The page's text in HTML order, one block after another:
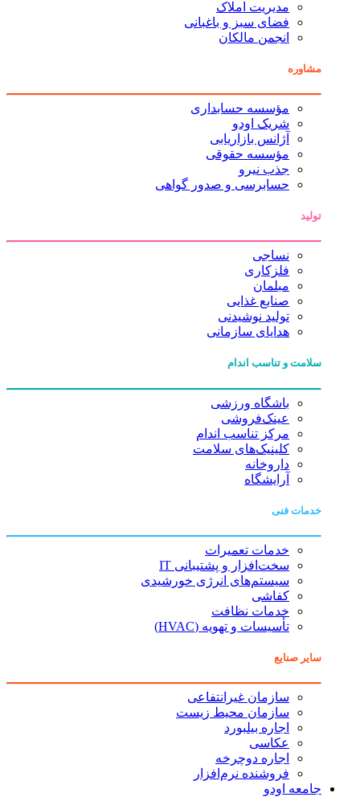
مدیریت املاک
فضای سبز و باغبانی
انجمن مالکان
مشاوره
مؤسسه حسابداری
شریک اودو
آژانس بازاریابی
مؤسسه حقوقی
جذب نیرو
حسابرسی و صدور گواهی
تولید
نساجی
فلزکاری
مبلمان
صنایع غذایی
تولید نوشیدنی
هدایای سازمانی
سلامت و تناسب اندام
باشگاه ورزشی
عینک‌فروشی
مرکز تناسب اندام
کلینیک‌های سلامت
داروخانه
آرایشگاه
خدمات فنی
خدمات تعمیرات
سخت‌افزار و پشتیبانی IT
سیستم‌های انرژی خورشیدی
کفاشی
خدمات نظافت
تأسیسات و تهویه (HVAC)
سایر صنایع
سازمان غیرانتفاعی
سازمان محیط زیست
اجاره بیلبورد
عکاسی
اجاره دوچرخه
فروشنده نرم‌افزار
جامعه اودو